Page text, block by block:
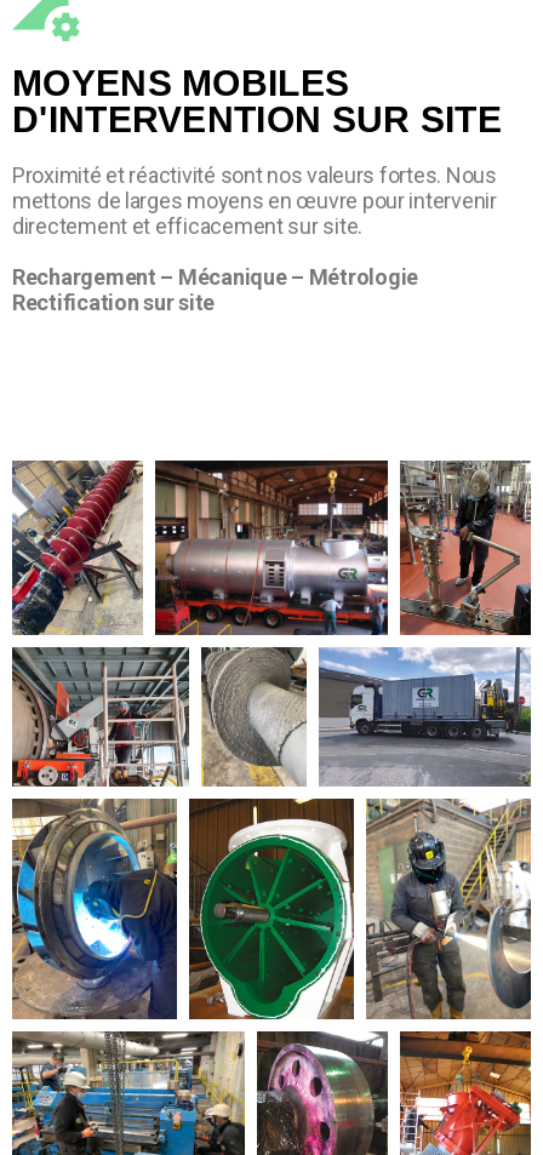
MOYENS MOBILES
D'INTERVENTION SUR SITE
Proximité et réactivité sont nos valeurs fortes. Nous
mettons de larges moyens en œuvre pour intervenir
directement et efficacement sur site.
Rechargement – Mécanique – Métrologie
Rectification sur site